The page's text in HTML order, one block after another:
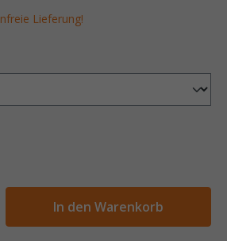
Lieferung!
In den Warenkorb